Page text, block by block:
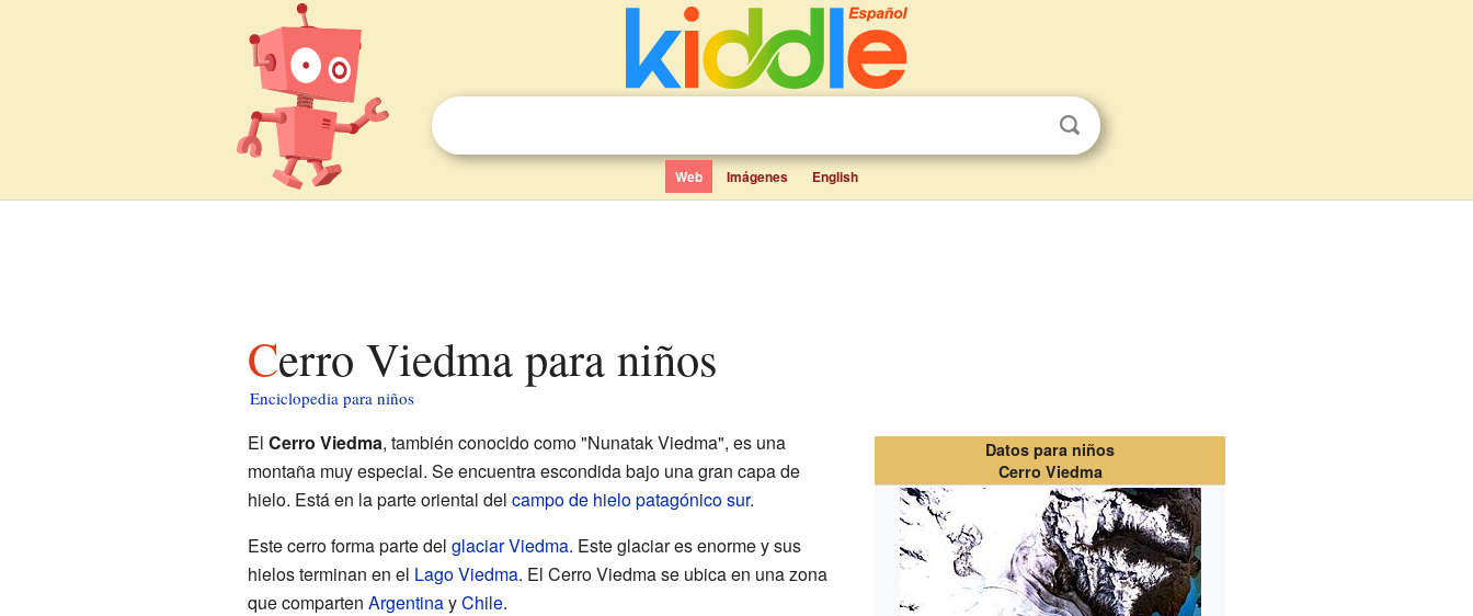
Web Imágenes English
Cerro Viedma para niños
Enciclopedia para niños
Datos para niños
Cerro Viedma
El Cerro Viedma, también conocido como "Nunatak Viedma", es una
montaña muy especial. Se encuentra escondida bajo una gran capa de
hielo. Está en la parte oriental del campo de hielo patagónico sur.
Este cerro forma parte del glaciar Viedma. Este glaciar es enorme y sus
hielos terminan en el Lago Viedma. El Cerro Viedma se ubica en una zona
que comparten ArgentinayChile.